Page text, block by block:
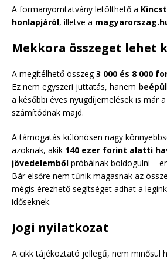
A formanyomtatvány letölthető a
honlapjáról, illetve a
Mekkora összeget lehet
A megítélhető összeg3 000 és 8 000
Ez nem egyszeri juttatás, hanem
a későbbi éves nyugdíjemelések is már
számítódnak majd.
A támogatás különösen nagy
azoknak, akik 140 ezer forint alatti
jövedelemből próbálnak boldogulni –
Bár elsőre nem tűnik magasnak az
mégis érezhető segítséget adhat a
időseknek.
Jogi nyilatkozat
A cikk tájékoztató jellegű, nem minősül